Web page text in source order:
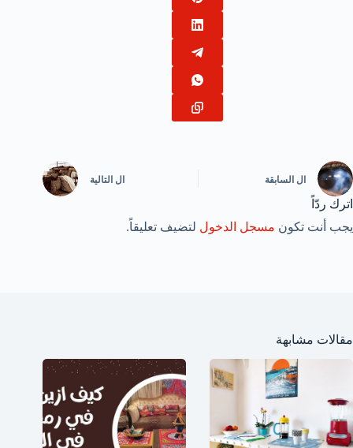
ال السابقة ال التالية
اترك ردّاً
يجب أنت تكون مسجل الدخول لتضيف تعليقاً.
مقالات مشابهة